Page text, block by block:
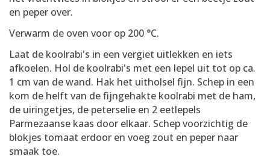
en peper over.
Verwarm de oven voor op 200 °C.
Laat de koolrabi's in een vergiet uitlekken en iets
afkoelen. Hol de koolrabi's met een lepel uit tot op ca.
1 cm van de wand. Hak het uitholsel fijn. Schep in een
kom de helft van de fijngehakte koolrabi met de ham,
de uiringetjes, de peterselie en 2 eetlepels
Parmezaanse kaas door elkaar. Schep voorzichtig de
blokjes tomaat erdoor en voeg zout en peper naar
smaak toe.